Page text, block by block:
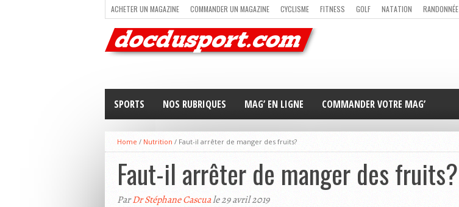
ACHETER UN MAGAZINE COMMANDER UN MAGAZINE CYCLISME FITNESS GOLF NATATION RANDONNÉE
TRAIL RUNNING
TRIATHLON VOILE NEWSLETTER MAG’ EN LIGNE
SPORTS NOS RUBRIQUES MAG’ EN LIGNE COMMANDER VOTRE MAG’
Home / Nutrition / Faut-il arrêter de manger des fruits?
Faut-il arrêter de manger des fruits?
ParDr Stéphane Cascuale 29 avril 2019